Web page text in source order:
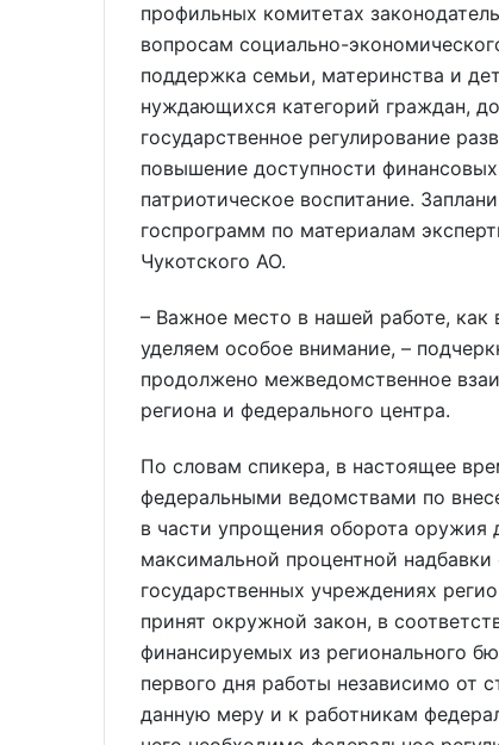
профильных комитетах
вопросам социально-
поддержка семьи, материнства и
нуждающихся категорий граждан,
государственное регулирование
повышение доступности
патриотическое воспитание.
госпрограмм по материалам
Чукотского АО.
– Важное место в нашей работе,
уделяем особое внимание, –
продолжено межведомственное
региона и федерального центра.
По словам спикера, в настоящее
федеральными ведомствами по
в части упрощения оборота оружия
максимальной процентной
государственных учреждениях
принят окружной закон, в
финансируемых из регионального
первого дня работы независимо от
данную меру и к работникам